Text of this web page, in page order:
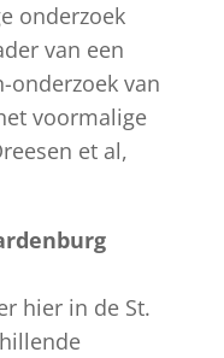
onderzoek
van een
onderzoek van
voormalige
et al,
hier in de St.